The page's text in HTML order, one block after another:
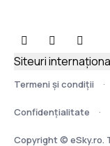
Termeni şi condiţii
Confidențialitate
Copyright © eSky.ro.
Siteuri